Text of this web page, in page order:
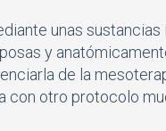
unas
y
de la
con otro protocolo